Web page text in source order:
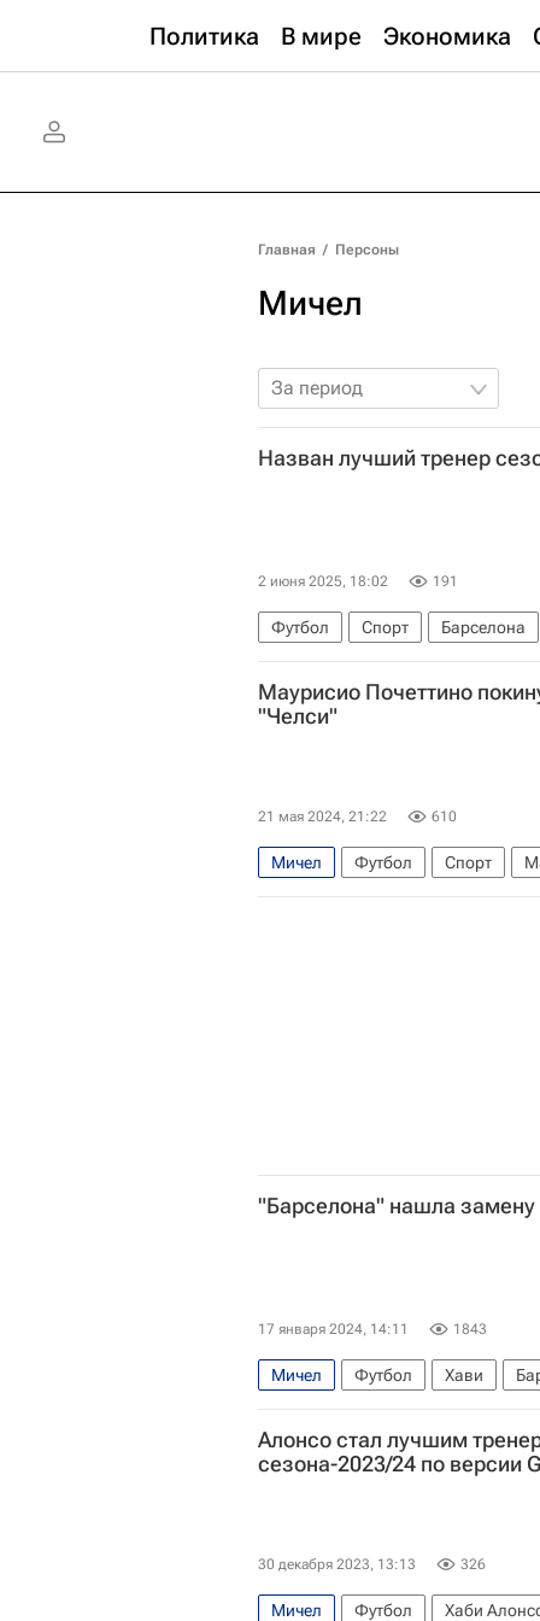
Политика В мире Экономика
Главная / Персоны
Мичел
За период
Назван лучший тренер
2 июня 2025, 18:02 191
Футбол Спорт
Барселона
Мануэль Пеллегрини
Хосе
Маурисио Почеттино
"Челси"
21 мая 2024, 21:22 610
Мичел Футбол Спорт
Франция
Тоттенхэм (мол.)
"Барселона" нашла
17 января 2024, 14:11 1843
Мичел Футбол Хави
Алонсо стал лучшим
сезона-2023/24 по версии
30 декабря 2023, 13:13 326
Мичел Футбол Хаби